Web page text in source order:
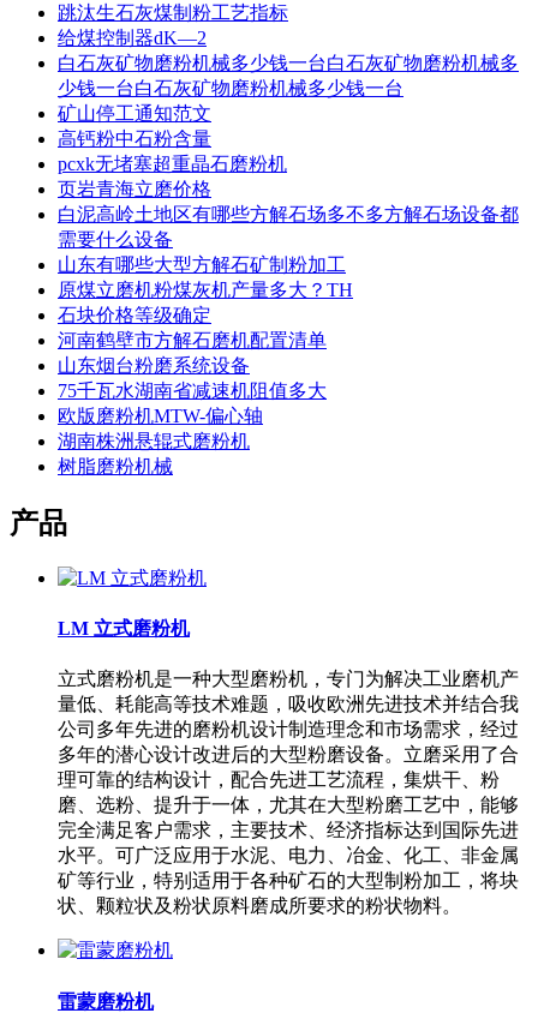
跳汰生石灰煤制粉工艺指标
给煤控制器dK—2
白石灰矿物磨粉机械多少钱一台白石灰矿物磨粉机械多
少钱一台白石灰矿物磨粉机械多少钱一台
矿山停工通知范文
高钙粉中石粉含量
pcxk无堵塞超重晶石磨粉机
页岩青海立磨价格
白泥高岭土地区有哪些方解石场多不多方解石场设备都
需要什么设备
山东有哪些大型方解石矿制粉加工
原煤立磨机粉煤灰机产量多大？TH
石块价格等级确定
河南鹤壁市方解石磨机配置清单
山东烟台粉磨系统设备
75千瓦水湖南省减速机阻值多大
欧版磨粉机MTW-偏心轴
湖南株洲悬辊式磨粉机
树脂磨粉机械
产品
LM 立式磨粉机
立式磨粉机是一种大型磨粉机，专门为解决工业磨机产
量低、耗能高等技术难题，吸收欧洲先进技术并结合我
公司多年先进的磨粉机设计制造理念和市场需求，经过
多年的潜心设计改进后的大型粉磨设备。立磨采用了合
理可靠的结构设计，配合先进工艺流程，集烘干、粉
磨、选粉、提升于一体，尤其在大型粉磨工艺中，能够
完全满足客户需求，主要技术、经济指标达到国际先进
水平。可广泛应用于水泥、电力、冶金、化工、非金属
矿等行业，特别适用于各种矿石的大型制粉加工，将块
状、颗粒状及粉状原料磨成所要求的粉状物料。
雷蒙磨粉机